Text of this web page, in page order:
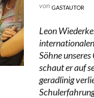
von GASTAUTOR
Leon
Söhne
schaut er auf
geradlinig